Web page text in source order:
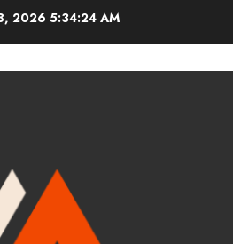
2026 5:34:25 AM